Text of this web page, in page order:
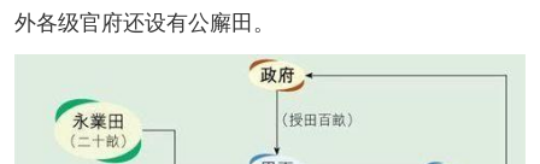
外各级官府还设有公廨田。